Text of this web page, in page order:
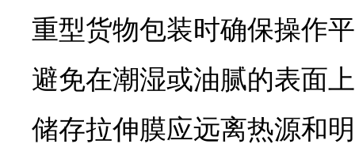
重型货物包装时确保操作
避免在潮湿或油腻的表面
储存拉伸膜应远离热源和